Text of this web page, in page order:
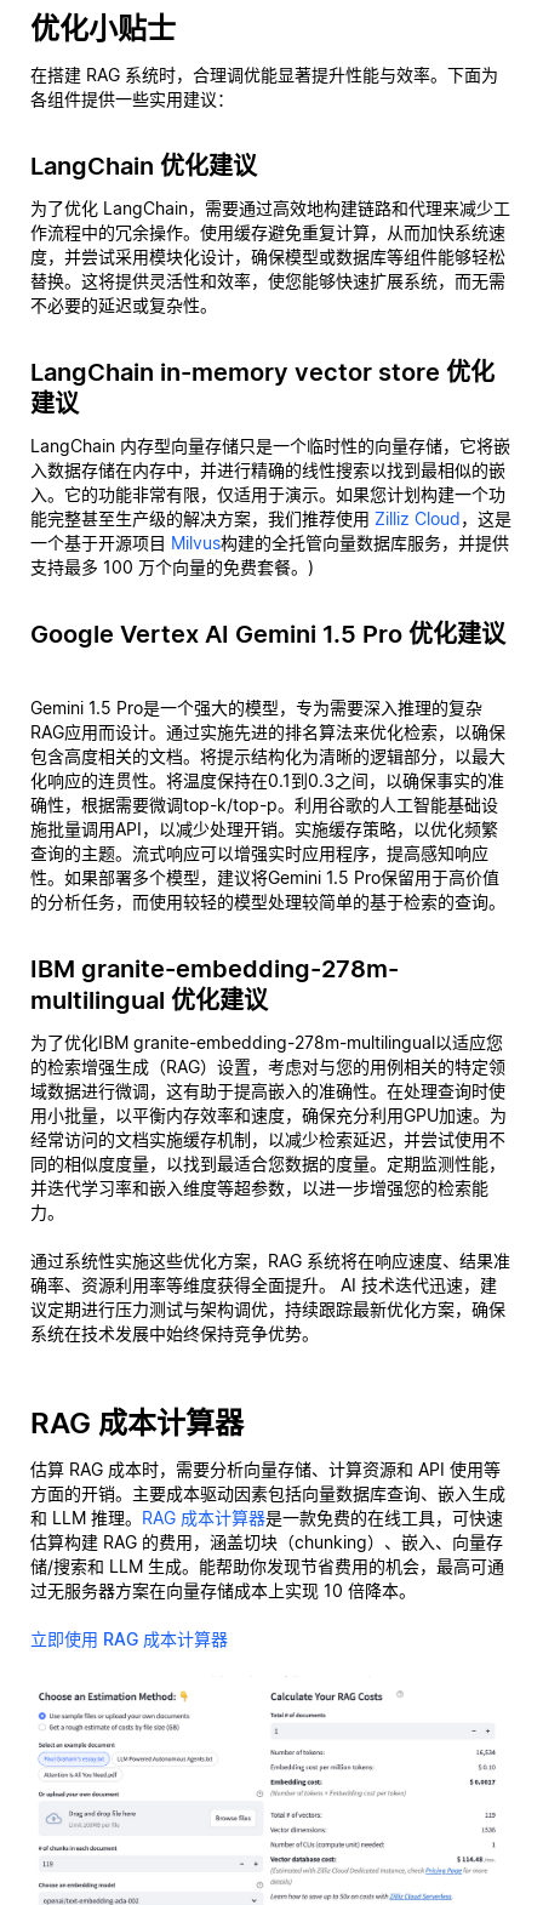
优化小贴士
在搭建 RAG 系统时，合理调优能显著提升性能与效率。下面为
各组件提供一些实用建议：
LangChain 优化建议
为了优化 LangChain，需要通过高效地构建链路和代理来减少工
作流程中的冗余操作。使用缓存避免重复计算，从而加快系统速
度，并尝试采用模块化设计，确保模型或数据库等组件能够轻松
替换。这将提供灵活性和效率，使您能够快速扩展系统，而无需
不必要的延迟或复杂性。
LangChain in-memory vector store 优化
建议
LangChain 内存型向量存储只是一个临时性的向量存储，它将嵌
入数据存储在内存中，并进行精确的线性搜索以找到最相似的嵌
入。它的功能非常有限，仅适用于演示。如果您计划构建一个功
能完整甚至生产级的解决方案，我们推荐使用 Zilliz Cloud，这是
一个基于开源项目 Milvus构建的全托管向量数据库服务，并提供
支持最多 100 万个向量的免费套餐。)
Google Vertex AI Gemini 1.5 Pro 优化建议
Gemini 1.5 Pro是一个强大的模型，专为需要深入推理的复杂
RAG应用而设计。通过实施先进的排名算法来优化检索，以确保
包含高度相关的文档。将提示结构化为清晰的逻辑部分，以最大
化响应的连贯性。将温度保持在0.1到0.3之间，以确保事实的准
确性，根据需要微调top-k/top-p。利用谷歌的人工智能基础设
施批量调用API，以减少处理开销。实施缓存策略，以优化频繁
查询的主题。流式响应可以增强实时应用程序，提高感知响应
性。如果部署多个模型，建议将Gemini 1.5 Pro保留用于高价值
的分析任务，而使用较轻的模型处理较简单的基于检索的查询。
IBM granite-embedding-278m-
multilingual 优化建议
为了优化IBM granite-embedding-278m-multilingual以适应您
的检索增强生成（RAG）设置，考虑对与您的用例相关的特定领
域数据进行微调，这有助于提高嵌入的准确性。在处理查询时使
用小批量，以平衡内存效率和速度，确保充分利用GPU加速。为
经常访问的文档实施缓存机制，以减少检索延迟，并尝试使用不
同的相似度度量，以找到最适合您数据的度量。定期监测性能，
并迭代学习率和嵌入维度等超参数，以进一步增强您的检索能
力。
通过系统性实施这些优化方案，RAG 系统将在响应速度、结果准
确率、资源利用率等维度获得全面提升。 AI 技术迭代迅速，建
议定期进行压力测试与架构调优，持续跟踪最新优化方案，确保
系统在技术发展中始终保持竞争优势。
RAG 成本计算器
估算 RAG 成本时，需要分析向量存储、计算资源和 API 使用等
方面的开销。主要成本驱动因素包括向量数据库查询、嵌入生成
和 LLM 推理。 RAG 成本计算器是一款免费的在线工具，可快速
估算构建 RAG 的费用，涵盖切块（chunking）、嵌入、向量存
储/搜索和 LLM 生成。能帮助你发现节省费用的机会，最高可通
过无服务器方案在向量存储成本上实现 10 倍降本。
立即使用 RAG 成本计算器